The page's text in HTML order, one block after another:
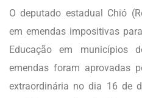
O deputado estadual Chió
em emendas impositivas
Educação em municípios
emendas foram aprovadas
extraordinária no dia 16 de